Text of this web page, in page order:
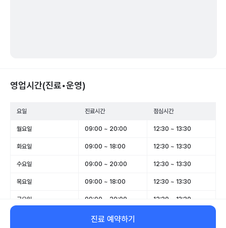
영업시간(진료•운영)
요일 진료시간 점심시간
월요일 09:00 ~ 20:00 12:30 ~ 13:30
화요일 09:00 ~ 18:00 12:30 ~ 13:30
수요일 09:00 ~ 20:00 12:30 ~ 13:30
목요일 09:00 ~ 18:00 12:30 ~ 13:30
금요일 09:00 ~ 20:00 12:30 ~ 13:30
09:00 ~ 16:00
진료 예약하기